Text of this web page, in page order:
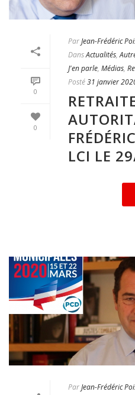
0
0
ParJean-Frédéric
DansActualités,
J'en parle, Médias,
Posté31 janvier
LCI LE
ParJean-Frédéric